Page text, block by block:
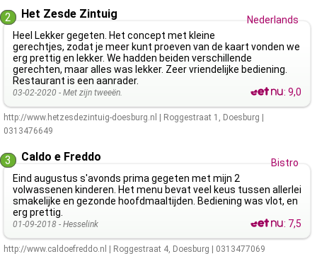
2 Het Zesde Zintuig
Nederlands
Heel Lekker gegeten. Het concept met kleine
gerechtjes, zodat je meer kunt proeven van de kaart vonden we
erg prettig en lekker. We hadden beiden verschillende
gerechten, maar alles was lekker. Zeer vriendelijke bediening.
Restaurant is een aanrader.
03-02-2020 - Met zijn tweeën. :9,0
http://www.hetzesdezintuig-doesburg.nl Roggestraat 1 , Doesburg
0313476649
3 Caldo e Freddo
Bistro
Eind augustus s'avonds prima gegeten met mijn 2
volwassenen kinderen. Het menu bevat veel keus tussen allerlei
smakelijke en gezonde hoofdmaaltijden. Bediening was vlot, en
erg prettig.
01-09-2018 - Hesselink : 7,5
http://www.caldoefreddo.nl Roggestraat 4, Doesburg 0313477069